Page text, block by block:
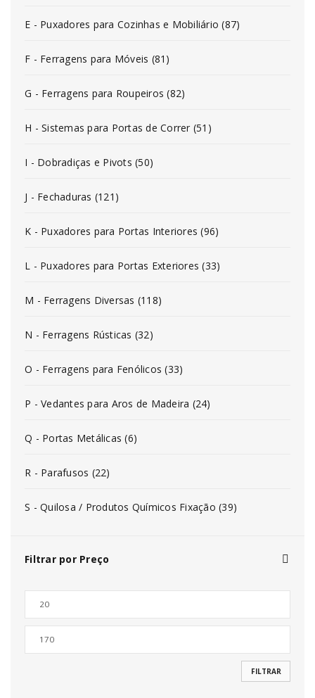
E - Puxadores para Cozinhas e Mobiliário (87)
F - Ferragens para Móveis (81)
G - Ferragens para Roupeiros (82)
H - Sistemas para Portas de Correr (51)
I - Dobradiças e Pivots (50)
J - Fechaduras (121)
K - Puxadores para Portas Interiores (96)
L - Puxadores para Portas Exteriores (33)
M - Ferragens Diversas (118)
N - Ferragens Rústicas (32)
O - Ferragens para Fenólicos (33)
P - Vedantes para Aros de Madeira (24)
Q - Portas Metálicas (6)
R - Parafusos (22)
S - Quilosa / Produtos Químicos Fixação (39)
Filtrar por Preço
FILTRAR